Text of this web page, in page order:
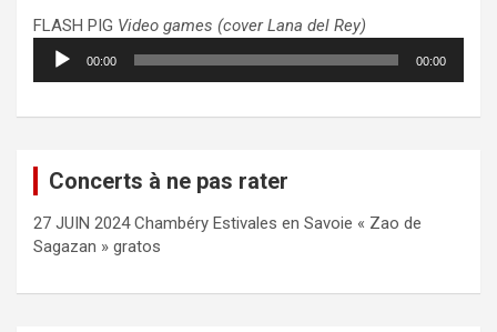
FLASH PIG Video games (cover Lana del Rey)
Lecteur
audio
00:00 00:00
Concerts à ne pas rater
27 JUIN 2024 Chambéry Estivales en Savoie « Zao de
Sagazan » gratos